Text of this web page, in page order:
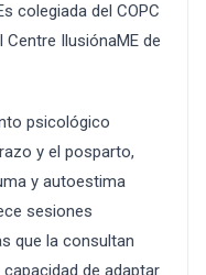
colegiada del COPC
IlusiónaME de
psicológico
y el posparto,
y autoestima
sesiones
que la consultan
de adaptar